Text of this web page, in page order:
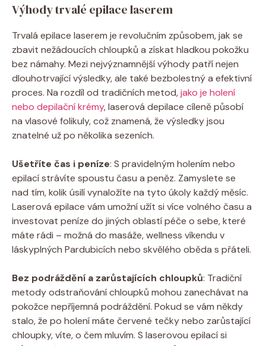
Výhody trvalé epilace laserem
Trvalá epilace laserem je revolučním způsobem, jak se
zbavit nežádoucích chloupků a získat hladkou pokožku
bez námahy. Mezi nejvýznamnější výhody patří nejen
dlouhotrvající výsledky, ale také bezbolestný a efektivní
proces. Na rozdíl od tradičních metod,jako je holení
nebo depilační krémy, laserová depilace cíleně působí
na vlasové folikuly, což znamená, že výsledky jsou
znatelné už po několika sezeních.
Ušetříte čas i peníze: S pravidelným holením nebo
epilací strávíte spoustu času a peněz. Zamyslete se
nad tím, kolik úsilí vynaložíte na tyto úkoly každý měsíc.
Laserová epilace vám umožní užít si více volného času a
investovat peníze do jiných oblastí péče o sebe, které
máte rádi – možná do masáže, wellness víkendu v
láskyplných Pardubicích nebo skvělého oběda s přáteli.
Bez podráždění a zarůstajících chloupků: Tradiční
metody odstraňování chloupků mohou zanechávat na
pokožce nepříjemná podráždění. Pokud se vám někdy
stalo, že po holení máte červené tečky nebo zarůstající
chloupky, víte, o čem mluvím. S laserovou epilací si